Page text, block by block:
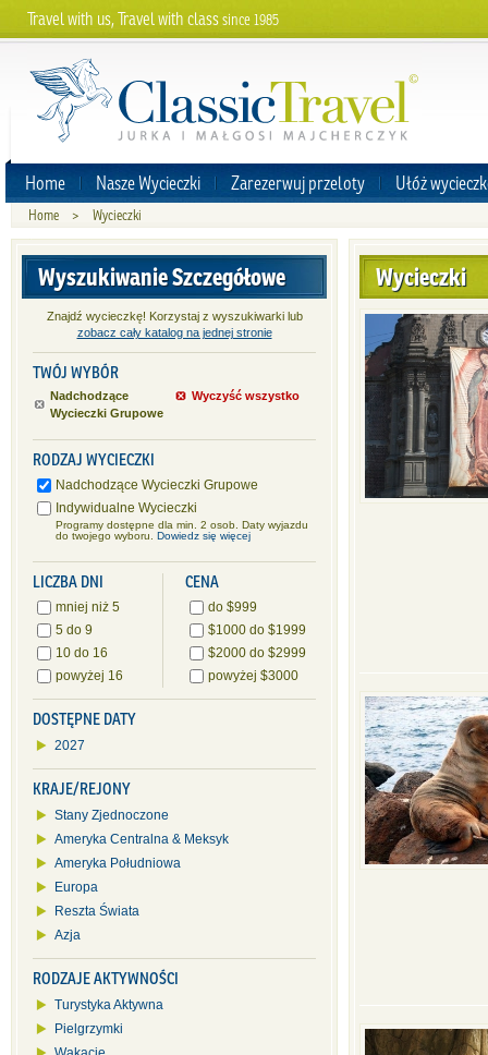
Travel with us, Travel with classsince 1985
Home Nasze Wycieczki Zarezerwuj przeloty Ułóż
Home > Wycieczki
Wycieczki
Wyszukiwanie Szczegółowe
Znajdź wycieczkę! Korzystaj z wyszukiwarki lub
zobacz cały katalog na jednej stronie
TWÓJ WYBÓR
Nadchodzące
Wycieczki Grupowe
Wyczyść wszystko
RODZAJ WYCIECZKI
Nadchodzące Wycieczki Grupowe
Indywidualne Wycieczki
Programy dostępne dla min. 2 osob. Daty wyjazdu
do twojego wyboru. Dowiedz się więcej
LICZBA DNI
mniej niż 5
5 do 9
10 do 16
powyżej 16
CENA
do $999
$1000 do $1999
$2000 do $2999
powyżej $3000
DOSTĘPNE DATY
2027
KRAJE/REJONY
Stany Zjednoczone
Ameryka Centralna & Meksyk
Ameryka Południowa
Europa
Reszta Świata
Azja
RODZAJE AKTYWNOŚCI
Turystyka Aktywna
Pielgrzymki